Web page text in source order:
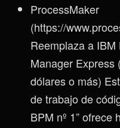
ProcessMaker
(https://
Reemplaza a
Manager Express
dólares o más)
de trabajo de
BPM nº 1” ofrece